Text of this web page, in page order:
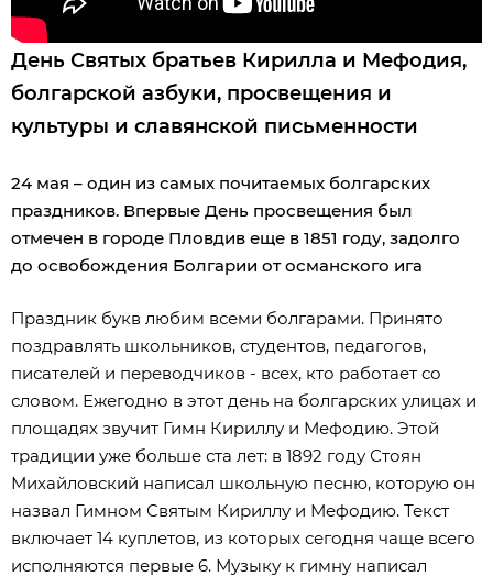
День Святых братьев Кирилла и Мефодия,
болгарской азбуки, просвещения и
культуры и славянской письменности
24 мая – один из самых почитаемых болгарских
праздников. Впервые День просвещения был
отмечен в городе Пловдив еще в 1851 году, задолго
до освобождения Болгарии от османского ига
Праздник букв любим всеми болгарами. Принято
поздравлять школьников, студентов, педагогов,
писателей и переводчиков - всех, кто работает со
словом. Ежегодно в этот день на болгарских улицах и
площадях звучит Гимн Кириллу и Мефодию. Этой
традиции уже больше ста лет: в 1892 году Стоян
Михайловский написал школьную песню, которую он
назвал Гимном Святым Кириллу и Мефодию. Текст
включает 14 куплетов, из которых сегодня чаще всего
исполняются первые 6. Музыку к гимну написал